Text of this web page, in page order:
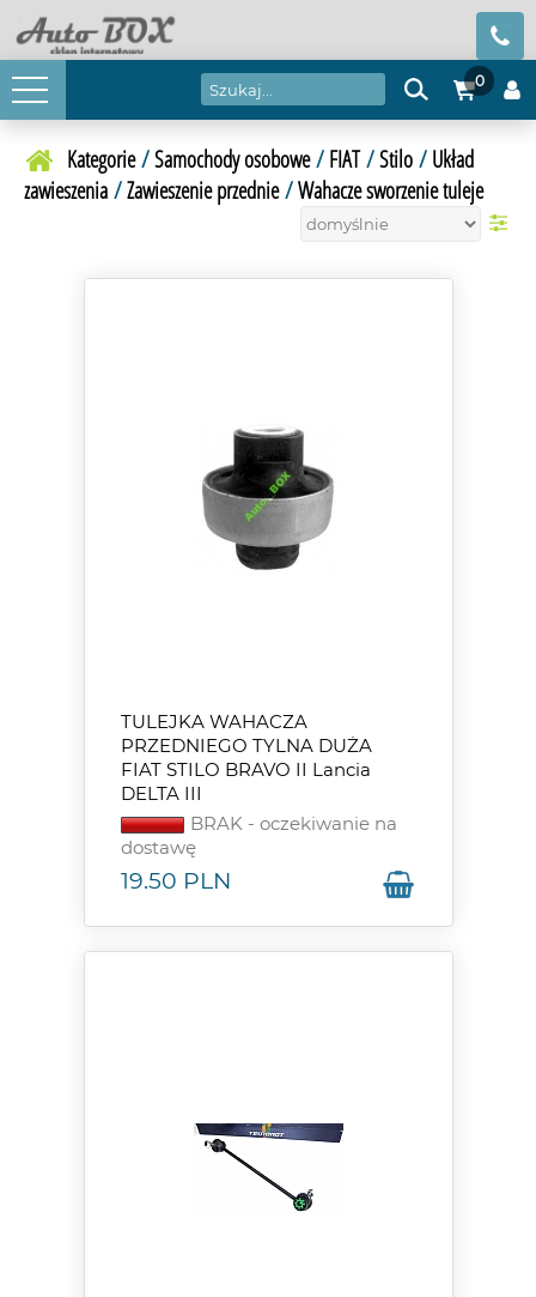
0
Kategorie/Samochody osobowe/ FIAT/Stilo/ Układ
zawieszenia /Zawieszenie przednie/Wahacze sworzenie tuleje
TULEJKA WAHACZA
PRZEDNIEGO TYLNA DUŻA
FIAT STILO BRAVO II Lancia
DELTA III
BRAK - oczekiwanie na
dostawę
19.50 PLN